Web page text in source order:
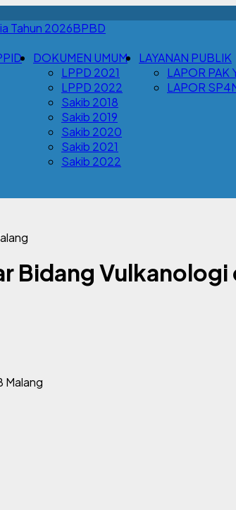
BPBD
DOKUMEN UMUM
LPPD 2021
LPPD 2022
Sakib 2018
Sakib 2019
Sakib 2020
Sakib 2021
Sakib 2022
LAYANAN PUBLIK
LAPOR PAK
LAPOR
Bidang